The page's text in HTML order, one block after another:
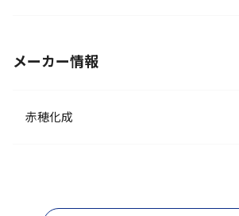
メーカー情報
赤穂化成